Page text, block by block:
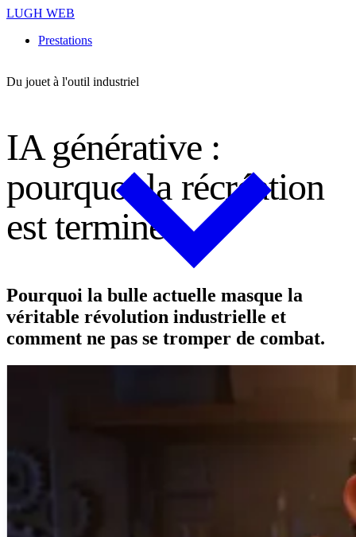
LUGH WEB
Prestations
Du jouet à l'outil industriel
IA générative :
pourquoi la récréation
est terminé e
Pourquoi la bulle actuelle masque la
véritable révolution industrielle et
comment ne pas se tromper de combat.